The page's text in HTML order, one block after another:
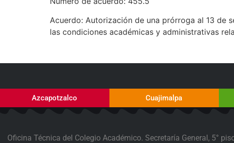
Acuerdo: Autorización de una prórroga al 13 de
las condiciones académicas y administrativas
Azcapotzalco Cuajimalpa
Oficina Técnica del Colegio Académico. Secretaría General, 5°